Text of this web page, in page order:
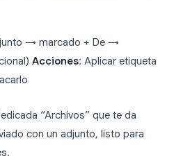
→ marcado + De →
Acciones: Aplicar etiqueta
“Archivos” que te da
con un adjunto, listo para